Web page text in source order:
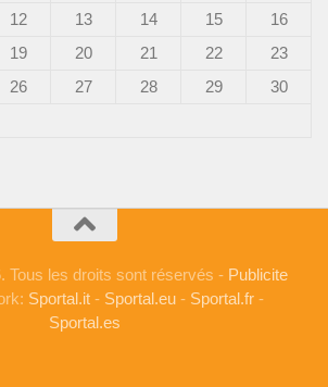
12 13 14 15
16
19 20 21 22
23
26 27 28 29
30
Tous les droits sont réservés - Publicite
Sportal.it - Sportal.eu - Sportal.fr -
Sportal.es